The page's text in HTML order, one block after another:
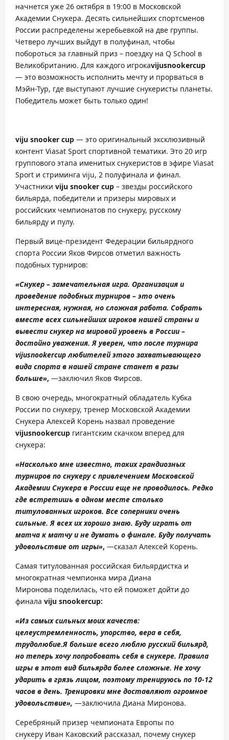
начнется уже 26 октября в 19:00 в Московской
Академии Снукера. Десять сильнейших спортсменов
России распределены жеребьевкой на две группы.
Четверо лучших выйдут в полуфинал, чтобы
побороться за главный приз – поездку на Q School в
Великобританию. Для каждого игрокаvijusnookercup
— это возможность исполнить мечту и прорваться в
Мэйн-Тур, где выступают лучшие снукеристы планеты.
Победитель может быть только один!
viju snooker cup — это оригинальный эксклюзивный
контент Viasat Sport спортивной тематики. Это 20 игр
группового этапа именитых снукеристов в эфире Viasat
Sport и стриминга viju, 2 полуфинала и финал.
Участники viju snooker cup – звезды российского
бильярда, победители и призеры мировых и
российских чемпионатов по снукеру, русскому
бильярду и пулу.
Первый вице-президент Федерации бильярдного
спорта России Яков Фирсов отметил важность
подобных турниров:
«Снукер – замечательная игра. Организация и
проведение подобных турниров – это очень
интересная, нужная, но сложная работа. Собрать
вместе всех сильнейших игроков нашей страны и
вывестиснукер на мировой уровень в России –
достойно уважения. Я уверен, что после турнира
vijusnookercupлюбителей этого захватывающего
вида спорта в нашей стране станет в разы
больше», —заключил Яков Фирсов.
В свою очередь, многократный обладатель Кубка
России по снукеру, тренер Московской Академии
Снукера Алексей Корень назвал проведение
vijusnookercup гигантским скачком вперед для
снукера:
«Насколько мне известно, таких грандиозных
турниров по снукеру с привлечением Московской
Академии Снукера в России еще не проводилось. Редко
где встретишь в одном месте столько
титулованных игроков. Все соперники очень
сильные. Я всех их хорошо знаю. Буду играть от
матча к матчу и не думать о финале. Буду получать
удовольствие от игры», —сказал Алексей Корень.
Самая титулованная российская бильярдистка и
многократная чемпионка мира Диана
Миронова поделилась, что ей поможет дойти до
финала viju snookercup:
«Из самых сильных моих качеств:
целеустремленность, упорство, вера в себя,
трудолюбие.Я больше всего люблю русский бильярд,
но теперь хочу попробовать себя в снукере. Правила
игры в этот вид бильярда более сложные. Не хочу
ударить в грязь лицом, поэтому тренируюсь по 10-12
часов в день. Тренировки мне доставляют огромное
удовольствие», —заключила Диана Миронова.
Серебряный призер чемпионата Европы по
снукеру Иван Каковский рассказал, почему снукер